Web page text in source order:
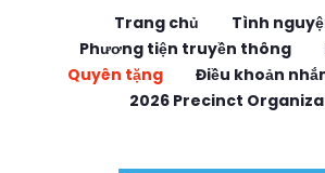
Trang chủ
Tình
Phương tiện truyền thông
Quyên tặng
Điều khoản
2026 Precinct